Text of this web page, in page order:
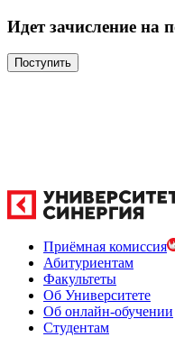
Идет зачисление на
Поступить
Приёмная комиссия
Абитуриентам
Факультеты
Об Университете
Об онлайн-обучении
Студентам